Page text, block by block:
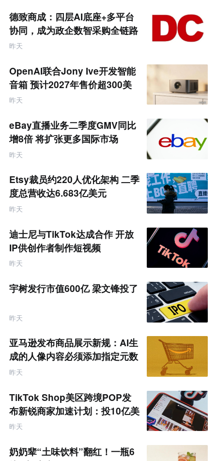
商
产
业
互
联
网
德致商成：四层AI底座+多平台
协同，成为政企数智采购全链路
服务商
昨天
OpenAI联合Jony Ive开发智能
音箱 预计2027年售价超300美
元
昨天
eBay直播业务二季度GMV同比
增8倍 将扩张更多国际市场
昨天
Etsy裁员约220人优化架构 二季
度总营收达6.683亿美元
昨天
迪士尼与TikTok达成合作 开放
IP供创作者制作短视频
昨天
宇树发行市值600亿 梁文锋投了
昨天
亚马逊发布商品展示新规：AI生
成的人像内容必须添加指定元数
据
昨天
TikTok Shop美区跨境POP发
布新锐商家加速计划：投10亿美
金资源帮扶四类商家
昨天
奶奶辈“土味饮料”翻红！一瓶6